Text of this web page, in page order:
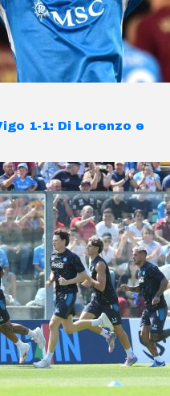
1-1: Di Lorenzo e